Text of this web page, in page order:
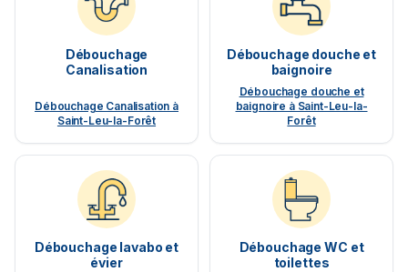
Débouchage
Canalisation
Débouchage Canalisation à
Saint-Leu-la-Forêt
Débouchage douche et
baignoire
Débouchage douche et
baignoire à Saint-Leu-la-
Forêt
Débouchage lavabo et
évier
Débouchage WC et
toilettes